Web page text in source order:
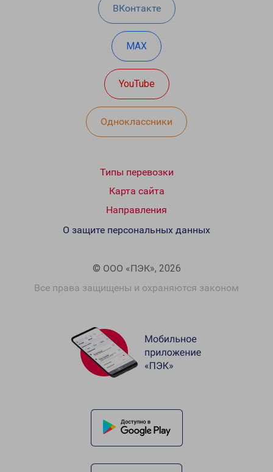
ВКонтакте
MAX
YouTube
Одноклассники
Типы перевозки
Карта сайта
Направления
© ООО «ПЭК», 2026
Все права защищены и охраняются законом
О защите персональных данных